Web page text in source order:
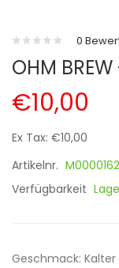
0
OHM
€10,00
Ex Tax: €10,00
Artikelnr.
Verfügbarkeit
Geschmack: